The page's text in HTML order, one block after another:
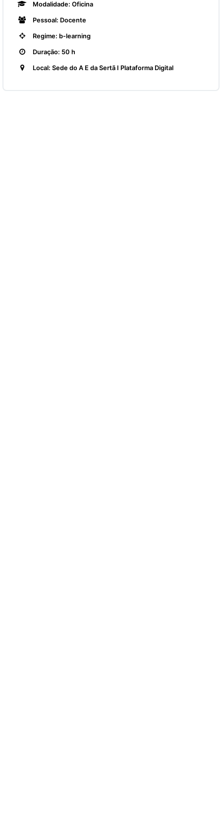
Modalidade: Oficina
Pessoal: Docente
Regime: b-learning
Duração: 50 h
Local: Sede do A E da Sertã I Plataforma Digital